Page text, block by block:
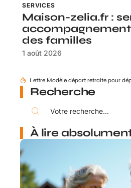
SERVICES
Maison-zelia.fr :
des familles
1 août 2026
Recherche
À lire